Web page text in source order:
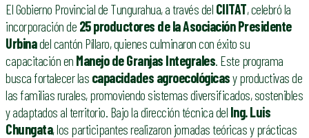
El Gobierno Provincial de Tungurahua, a través del CIITAT, celebró la
incorporación de 25 productores de la Asociación Presidente
Urbinadel cantón Píllaro, quienes culminaron con éxito su
capacitación en Manejo de Granjas Integrales. Este programa
busca fortalecer las capacidades agroecológicasy productivas de
las familias rurales, promoviendo sistemas diversificados, sostenibles
y adaptados al territorio. Bajo la dirección técnica del Ing. Luis
Chungata, los participantes realizaron jornadas teóricas y prácticas